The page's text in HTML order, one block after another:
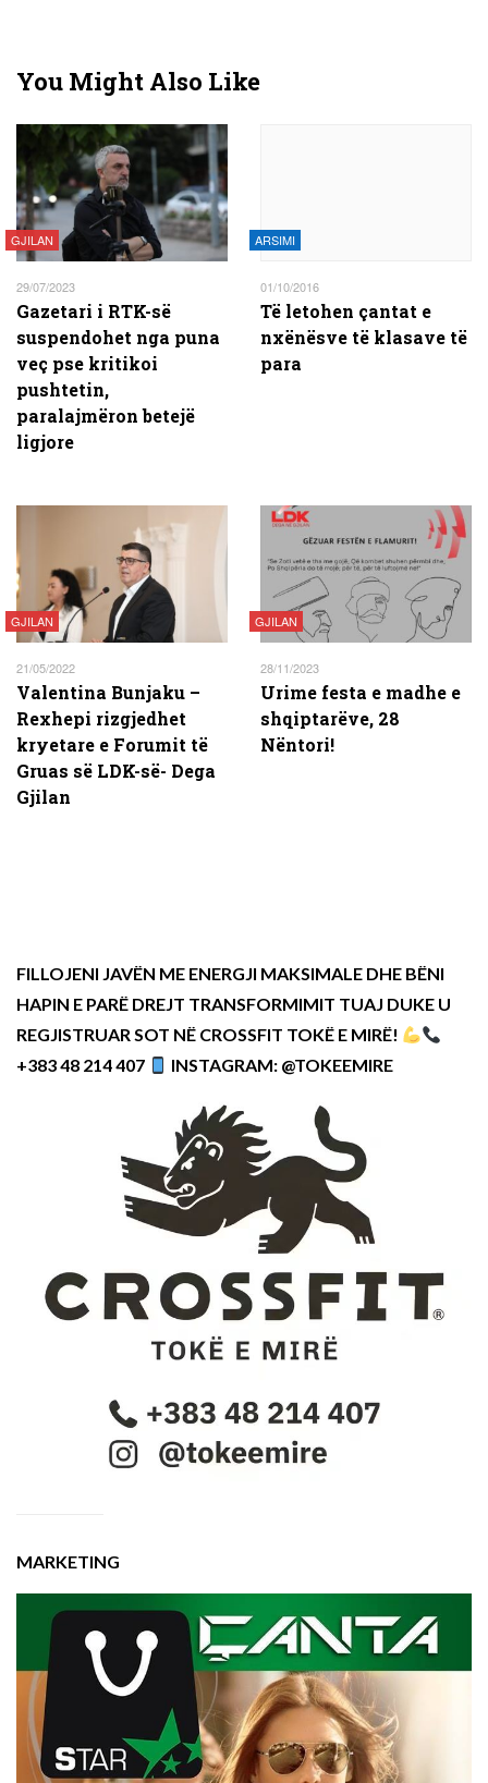
You Might Also Like
GJILAN
29/07/2023
Gazetari i RTK-së
suspendohet nga puna
veç pse kritikoi
pushtetin,
paralajmëron betejë
ligjore
ARSIMI
01/10/2016
Të letohen çantat e
nxënësve të klasave të
para
GJILAN
21/05/2022
Valentina Bunjaku –
Rexhepi rizgjedhet
kryetare e Forumit të
Gruas së LDK-së- Dega
Gjilan
GJILAN
28/11/2023
Urime festa e madhe e
shqiptarëve, 28
Nëntori!
FILLOJENI JAVËN ME ENERGJI MAKSIMALE DHE BËNI
HAPIN E PARË DREJT TRANSFORMIMIT TUAJ DUKE U
REGJISTRUAR SOT NË CROSSFIT TOKË E MIRË!
+383 48 214 407
INSTAGRAM: @TOKEEMIRE
MARKETING